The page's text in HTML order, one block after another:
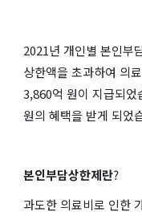
2021년 개인별 본인부
상한액을 초과하여 의
3,860억 원이 지급되
원의 혜택을 받게 되었
본인부담상한제란?
과도한 의료비로 인한